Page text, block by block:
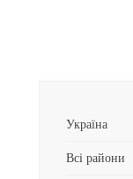
Україна
Всі райони